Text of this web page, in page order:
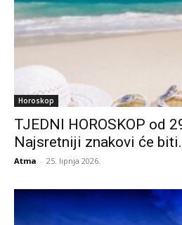
Horoskop
TJEDNI HOROSKOP od
Najsretniji znakovi će
Atma - 25. lipnja 2026.